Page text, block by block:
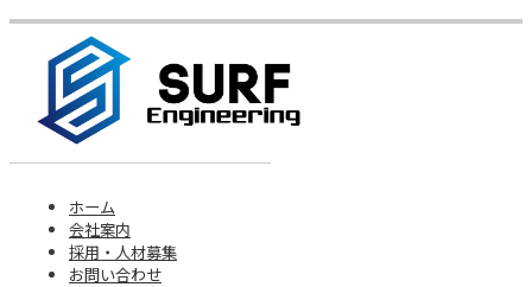
ホーム
会社案内
採用・人材募集
お問い合わせ